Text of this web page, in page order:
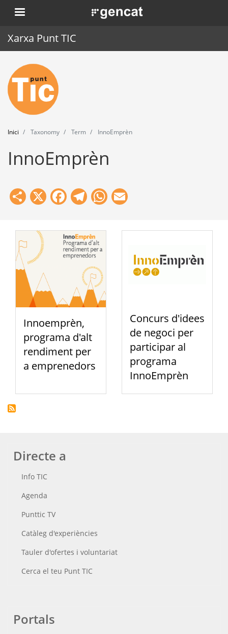
Vés
al
. Obre en una nova finestra.
Xarxa Punt TIC
Inici
Punt TIC
Actualitat
Agenda
Formació
Eines
Inici Taxonomy Term InnoEmprèn
InnoEmprèn
Share
X Facebook
Telegram
WhatsApp
Innoemprèn,
programa d'alt
rendiment per
a emprenedors
Concurs d'idees
de negoci per
participar al
programa
InnoEmprèn
Directe a
Info TIC
Agenda
Punttic TV
Catàleg d'experiències
Tauler d'ofertes i voluntariat
Cerca el teu Punt TIC
Portals